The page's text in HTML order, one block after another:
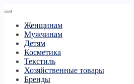
Женщинам
Мужчинам
Детям
Косметика
Текстиль
Хозяйственные товары
Бренды